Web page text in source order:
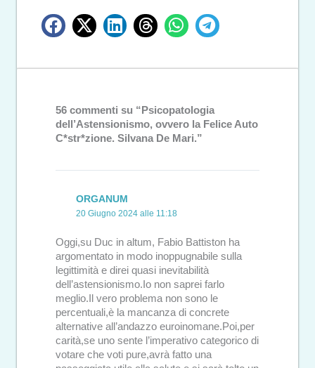
56 commenti su “Psicopatologia
dell’Astensionismo, ovvero la Felice Auto
C*str*zione. Silvana De Mari.”
ORGANUM
20 Giugno 2024 alle 11:18
Oggi,su Duc in altum, Fabio Battiston ha
argomentato in modo inoppugnabile sulla
legittimità e direi quasi inevitabilità
dell’astensionismo.Io non saprei farlo
meglio.Il vero problema non sono le
percentuali,è la mancanza di concrete
alternative all’andazzo euroinomane.Poi,per
carità,se uno sente l’imperativo categorico di
votare che voti pure,avrà fatto una